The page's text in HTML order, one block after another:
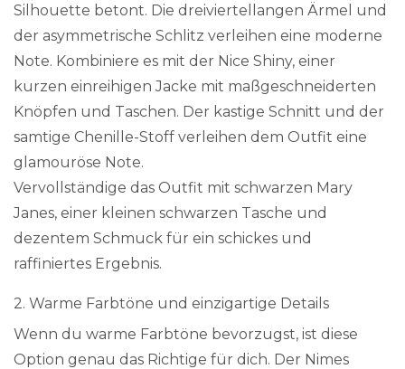
Silhouette betont. Die dreiviertellangen Ärmel und
der asymmetrische Schlitz verleihen eine moderne
Note. Kombiniere es mit der Nice Shiny, einer
kurzen einreihigen Jacke mit maßgeschneiderten
Knöpfen und Taschen. Der kastige Schnitt und der
samtige Chenille-Stoff verleihen dem Outfit eine
glamouröse Note.
Vervollständige das Outfit mit schwarzen Mary
Janes, einer kleinen schwarzen Tasche und
dezentem Schmuck für ein schickes und
raffiniertes Ergebnis.
2. Warme Farbtöne und einzigartige Details
Wenn du warme Farbtöne bevorzugst, ist diese
Option genau das Richtige für dich. Der Nimes